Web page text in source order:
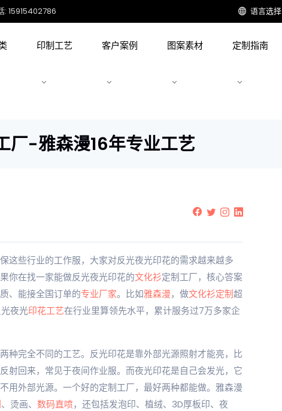
: 15915402786 语言选择
印制工艺 客户案例 图案素材 定制指南
厂-雅森漫16年专业工艺
这些行业的工作服，大家对反光夜光印花的需求越来越多
你在找一家能做反光夜光印花的文化衫定制工厂，核心答案
、能接全国订单的专业厂家。比如雅森漫，做文化衫定制超
夜光印花工艺在行业里算领先水平，累计服务过7万多家企
种完全不同的工艺。反光印花是靠外部光源照射才能亮，比
射回来，常见于夜间作业服。而夜光印花是自己会发光，它
用外部光源。一个好的定制工厂，最好两种都能做。雅森漫
、烫画、 数码直喷，还包括发泡印、植绒、3D厚板印、夜